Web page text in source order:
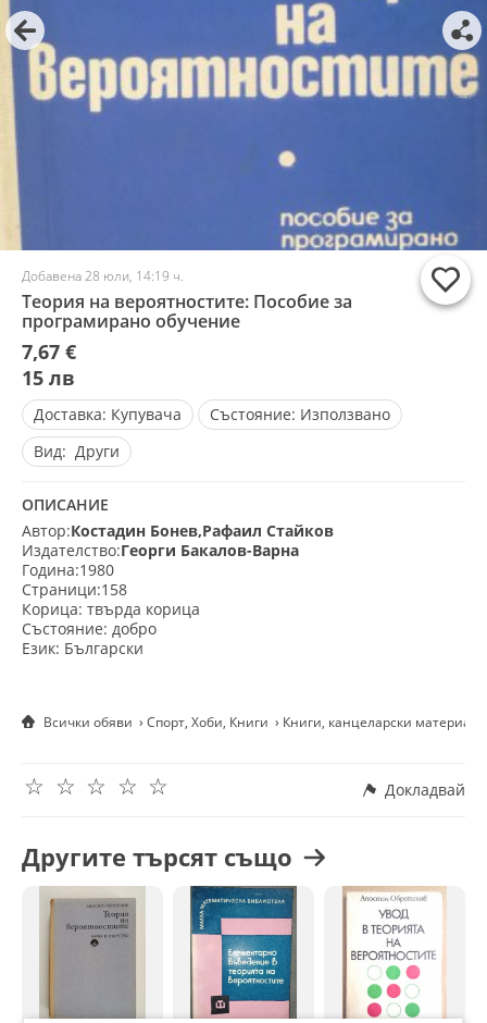
Добавена 28 юли, 14:19 ч.
Теория на вероятностите: Пособие за
програмирано обучение
7,67 €
15 лв
Доставка: Купувача Състояние: Използвано
Вид: Други
ОПИСАНИЕ
Автор:Костадин Бонев,Рафаил Стайков
Издателство:Георги Бакалов-Варна
Година:1980
Страници:158
Корица: твърда корица
Състояние: добро
Език: Български
Всички обяви Спорт, Хоби, Книги Книги, канцеларски материали
☆
☆
☆
☆
☆ Докладвай
Другите търсят също